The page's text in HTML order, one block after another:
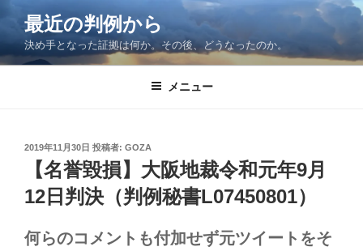
コ
テ
ン
最近の判例から
決め手となった証拠は何か。その後、どうなったのか。
メニュー
投
2019年11月30日 投稿者: GOZA
【名誉毀損】大阪地裁令和元年9月
12日判決（判例秘書L07450801）
何らのコメントも付加せず元ツイートをそ